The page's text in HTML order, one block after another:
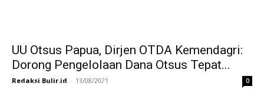
UU Otsus Papua, Dirjen OTDA Kemendagri:
Dorong Pengelolaan Dana Otsus Tepat...
Redaksi Bulir.id - 13/08/2021 0
Ini Kronologinya! Diduga Teriaki Kata Sambo,